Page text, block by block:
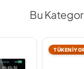
Bu